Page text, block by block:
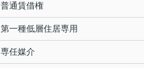
普通賃借権
第一種低層住居専用
専任媒介